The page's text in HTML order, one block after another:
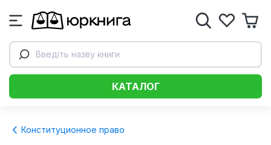
Введіть назву книги
КАТАЛОГ
Конституционное право